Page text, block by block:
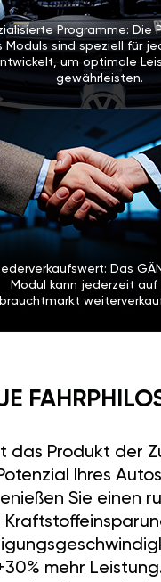
Programme: Die
Moduls sind speziell für
um optimale
gewährleisten.
Das
Modul kann jederzeit auf
das Produkt der
Ihres
Sie einen
mehr